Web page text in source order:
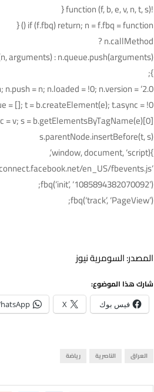
!function (f, b, e, v, n, t, s) {
if (f.fbq) return; n = f.fbq = function () {
n.callMethod ?
arguments) : n.queue.push(arguments)
};
= n; n.loaded = !0; n.version = ‘2.0’;
= []; t = b.createElement(e); t.async = !0;
= v; s = b.getElementsByTagName(e)[0];
s.parentNode.insertBefore(t, s)
}(window, document, ‘script’,
‘https://connect.facebook.net/en_US/fbevents.js’);
fbq(‘init’, ‘1085894382070092’);
fbq(‘track’, ‘PageView’);
المصدر: السومرية نيوز
شارك هذا الموضوع:
فيس بوك X
العراق الناصرية رياضة